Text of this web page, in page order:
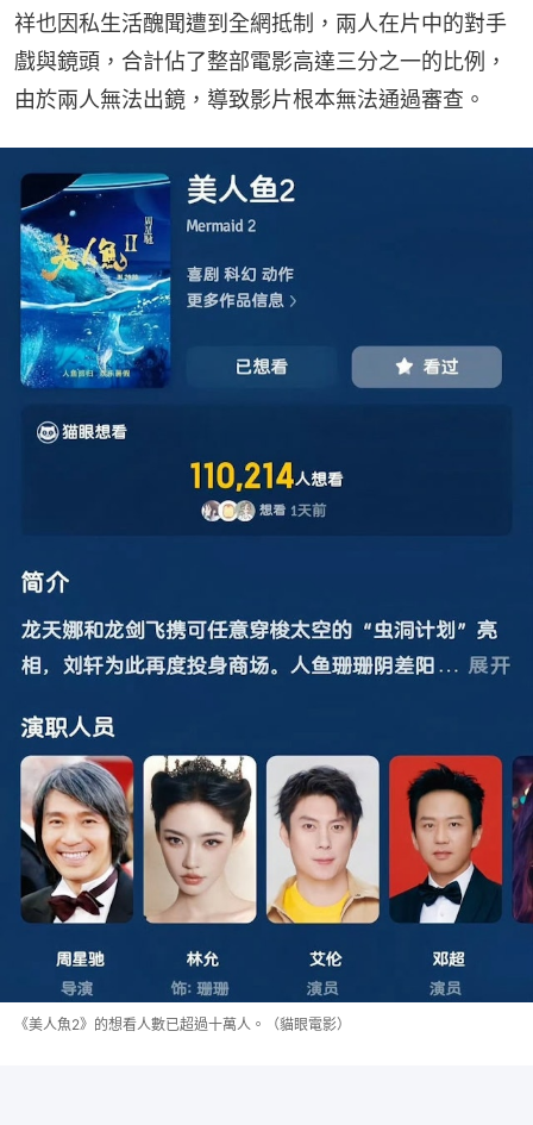
祥也因私生活醜聞遭到全網抵制，兩人在片中的對手
戲與鏡頭，合計佔了整部電影高達三分之一的比例，
由於兩人無法出鏡，導致影片根本無法通過審查。
《美人魚2》的想看人數已超過十萬人。（貓眼電影）